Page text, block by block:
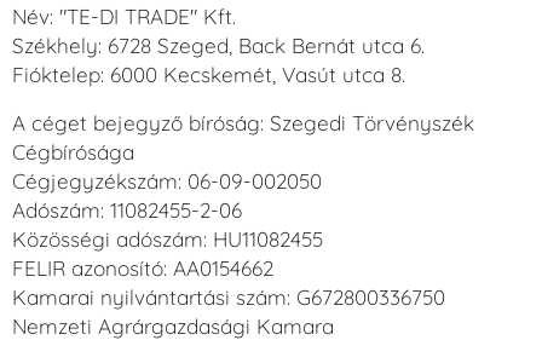
Név: "TE-DI TRADE" Kft.
Székhely: 6728 Szeged, Back Bernát utca 6.
Fióktelep: 6000 Kecskemét, Vasút utca 8.
A céget bejegyző bíróság: Szegedi Törvényszék
Cégbírósága
Cégjegyzékszám: 06-09-002050
Adószám: 11082455-2-06
Közösségi adószám: HU11082455
FELIR azonosító: AA0154662
Kamarai nyilvántartási szám: G672800336750
Nemzeti Agrárgazdasági Kamara